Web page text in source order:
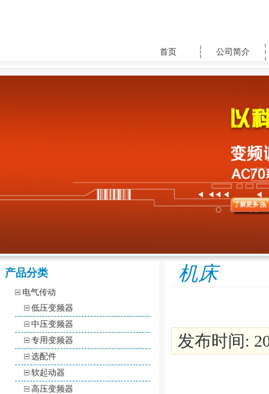
首页 公司简介
产品分类
电气传动
低压变频器
中压变频器
专用变频器
选配件
软起动器
高压变频器
机床
发布时间: